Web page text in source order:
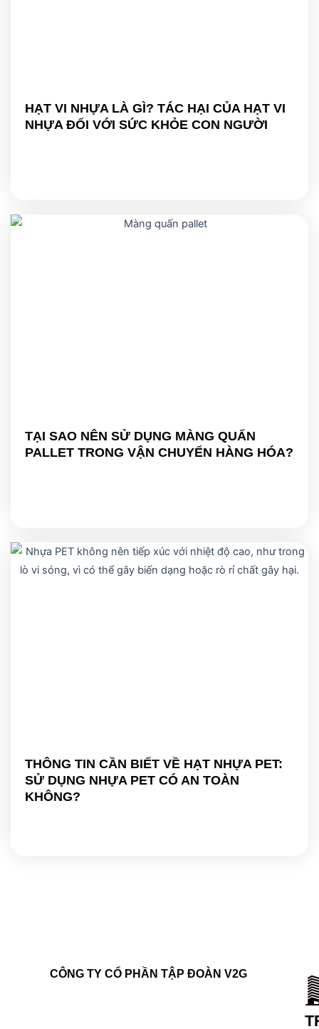
HẠT VI NHỰA LÀ GÌ? TÁC HẠI CỦA HẠT VI
NHỰA ĐỐI VỚI SỨC KHỎE CON NGƯỜI
TẠI SAO NÊN SỬ DỤNG MÀNG QUẤN
PALLET TRONG VẬN CHUYỂN HÀNG HÓA?
THÔNG TIN CẦN BIẾT VỀ HẠT NHỰA PET:
SỬ DỤNG NHỰA PET CÓ AN TOÀN
KHÔNG?
CÔNG TY CỔ PHẦN TẬP ĐOÀN V2G